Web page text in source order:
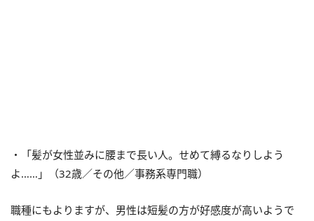
・「髪が女性並みに腰まで長い人。せめて縛るなりしよう
よ……」（32歳／その他／事務系専門職）
職種にもよりますが、男性は短髪の方が好感度が高いようで